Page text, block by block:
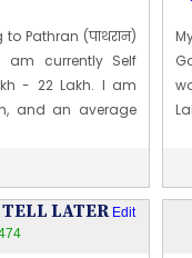
Pathran (पाथरान)
am currently Self
- 22 Lakh. I am
and an average
honesty, family
TELL LATER Edit